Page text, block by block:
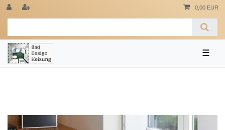
0,00 EUR
☰